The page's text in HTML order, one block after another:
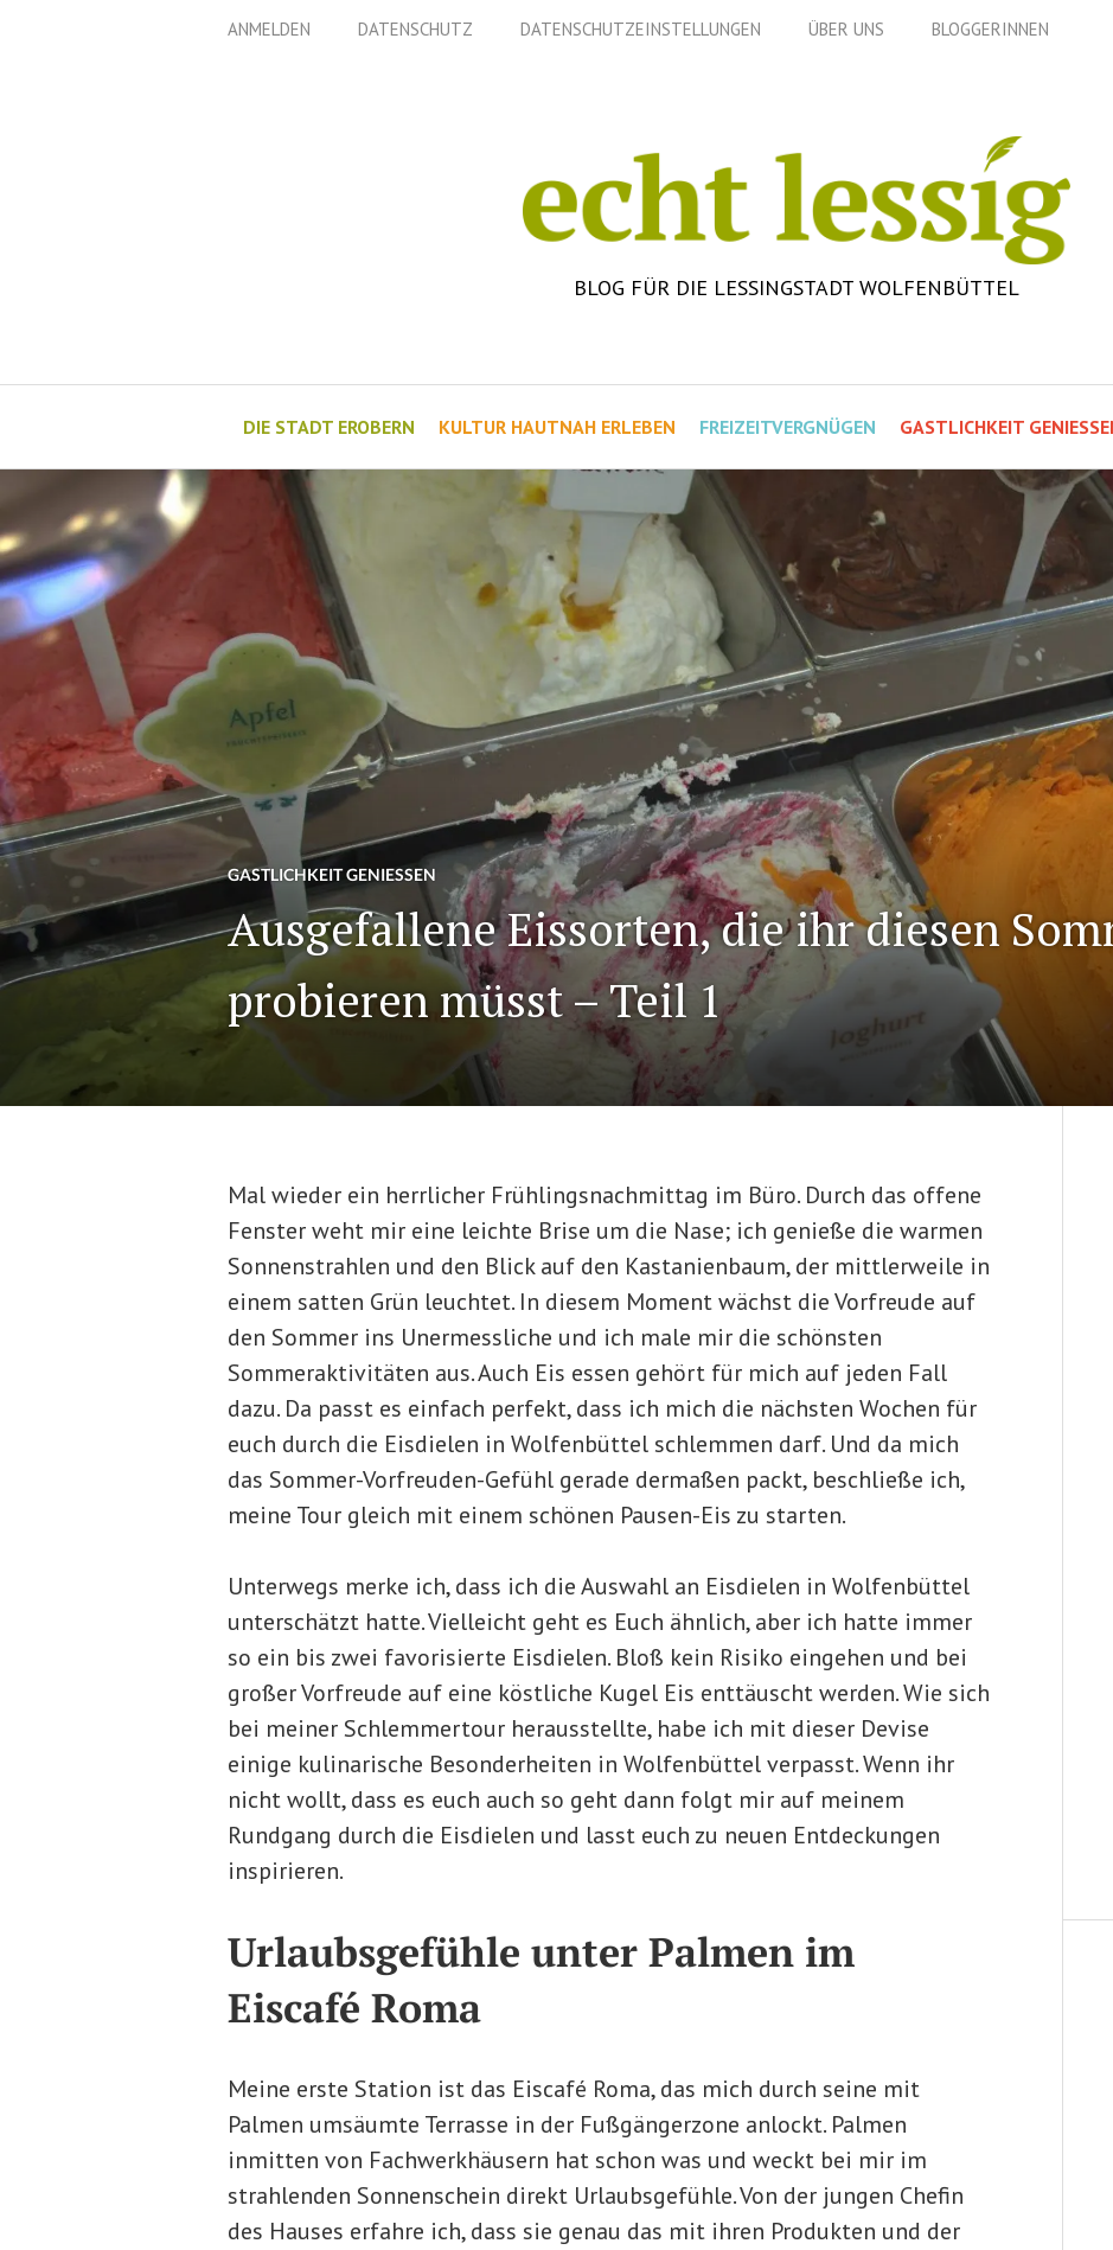
ANMELDEN DATENSCHUTZ DATENSCHUTZEINSTELLUNGEN ÜBER UNS BLOGGERINNEN
BLOG FÜR DIE LESSINGSTADT WOLFENBÜTTEL
DIE STADT EROBERN KULTUR HAUTNAH ERLEBEN FREIZEITVERGNÜGEN GASTLICHKEIT
GASTLICHKEIT GENIESSEN
Ausgefallene Eissorten, die ihr diesen
probieren müsst – Teil 1
Mal wieder ein herrlicher Frühlingsnachmittag im Büro. Durch das offene
Fenster weht mir eine leichte Brise um die Nase; ich genieße die warmen
Sonnenstrahlen und den Blick auf den Kastanienbaum, der mittlerweile in
einem satten Grün leuchtet. In diesem Moment wächst die Vorfreude auf
den Sommer ins Unermessliche und ich male mir die schönsten
Sommeraktivitäten aus. Auch Eis essen gehört für mich auf jeden Fall
dazu. Da passt es einfach perfekt, dass ich mich die nächsten Wochen für
euch durch die Eisdielen in Wolfenbüttel schlemmen darf. Und da mich
das Sommer-Vorfreuden-Gefühl gerade dermaßen packt, beschließe ich,
meine Tour gleich mit einem schönen Pausen-Eis zu starten.
Unterwegs merke ich, dass ich die Auswahl an Eisdielen in Wolfenbüttel
unterschätzt hatte. Vielleicht geht es Euch ähnlich, aber ich hatte immer
so ein bis zwei favorisierte Eisdielen. Bloß kein Risiko eingehen und bei
großer Vorfreude auf eine köstliche Kugel Eis enttäuscht werden. Wie sich
bei meiner Schlemmertour herausstellte, habe ich mit dieser Devise
einige kulinarische Besonderheiten in Wolfenbüttel verpasst. Wenn ihr
nicht wollt, dass es euch auch so geht dann folgt mir auf meinem
Rundgang durch die Eisdielen und lasst euch zu neuen Entdeckungen
inspirieren.
Urlaubsgefühle unter Palmen im
Eiscafé Roma
Meine erste Station ist das Eiscafé Roma, das mich durch seine mit
Palmen umsäumte Terrasse in der Fußgängerzone anlockt. Palmen
inmitten von Fachwerkhäusern hat schon was und weckt bei mir im
strahlenden Sonnenschein direkt Urlaubsgefühle. Von der jungen Chefin
des Hauses erfahre ich, dass sie genau das mit ihren Produkten und der